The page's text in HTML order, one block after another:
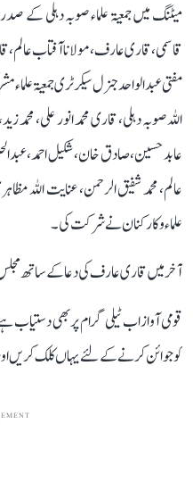
میٹنگ میں جمعیۃ علماء صوبہ دہلی کے
قاسمی، قاری عارف، مولانا آفتاب عالم،
مفتی عبد الواحد جنرل سیکرٹری جمعیۃ علماء
اللہ صوبہ دہلی، قاری محمد انور علی، محمد
عابد حسین، صادق خان، شکیل احمد،
عالم، محمد شفیق الرحمن، عنایت اللہ
علماء و کارکنان نے شرکت کی۔
آخر میں قاری عارف کی دعا کے ساتھ
قومی آواز اب ٹیلی گرام پر بھی
کو جوائن کرنے کے لئے یہاں کلک کریں